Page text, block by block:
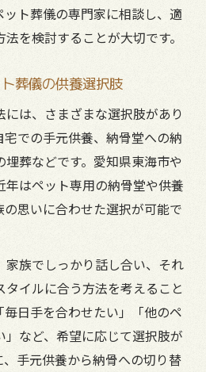
ト葬儀の専門家に相談し、適
を検討することが大切です。
葬儀の供養選択肢
は、さまざまな選択肢があり
宅での手元供養、納骨堂への納
葬などです。愛知県東海市や
はペット専用の納骨堂や供養
思いに合わせた選択が可能で
族でしっかり話し合い、それ
イルに合う方法を考えること
日手を合わせたい」「他のペ
」など、希望に応じて選択肢が
手元供養から納骨への切り替